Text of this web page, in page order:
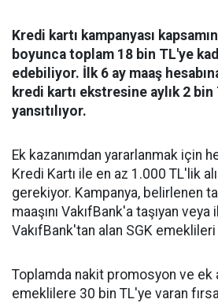
Kredi kartı kampanyası
boyunca toplam 18 bin TL'ye
edebiliyor. İlk 6 ay maaş
kredi kartı ekstresine aylık 2
yansıtılıyor.
Ek kazanımdan yararlanmak için
Kredi Kartı ile en az 1.000 TL'lik
gerekiyor. Kampanya, belirlenen
maaşını VakıfBank'a taşıyan veya
VakıfBank'tan alan SGK
Toplamda nakit promosyon ve ek
emeklilere 30 bin TL'ye varan